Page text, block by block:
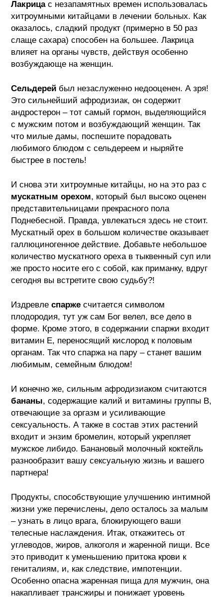
Лакрицас незапамятных времен использовалась
хитроумными китайцами в лечении больных. Как
оказалось, сладкий продукт (примерно в 50 раз
слаще сахара) способен на большее. Лакрица
влияет на органы чувств, действуя особенно
возбуждающе на женщин.
Сельдерей был незаслуженно недооценен. А зря!
Это сильнейший афродизиак, он содержит
андростерон – тот самый гормон, выделяющийся
с мужским потом и возбуждающий женщин. Так
что милые дамы, поспешите порадовать
любимого блюдом с сельдереем и ныряйте
быстрее в постель!
И снова эти хитроумные китайцы, но на это раз с
мускатным орехом, который был высоко оценен
представительницами прекрасного пола
Поднебесной. Правда, увлекаться здесь не стоит.
Мускатный орех в большом количестве оказывает
галлюциногенное действие. Добавьте небольшое
количество мускатного ореха в тыквенный суп или
же просто носите его с собой, как приманку, вдруг
сегодня вы встретите свою судьбу?!
Издревлеспарже считается символом
плодородия, тут уж сам Бог велел, все дело в
форме. Кроме этого, в содержании спаржи входит
витамин Е, переносящий кислород к половым
органам. Так что спаржа на пару – станет вашим
любимым, семейным блюдом!
И конечно же, сильным афродизиаком считаются
бананы, содержащие калий и витамины группы В,
отвечающие за оргазм и усиливающие
сексуальность. А также в состав этих растений
входит и энзим бромелин, который укрепляет
мужское либидо. Банановый молочный коктейль
разнообразит вашу сексуальную жизнь и вашего
партнера!
Продукты, способствующие улучшению интимной
жизни уже перечислены, дело осталось за малым
– узнать в лицо врага, блокирующего ваши
телесные наслаждения. Итак, откажитесь от
углеводов, жиров, алкоголя и жаренной пищи. Все
это приводит к уменьшению притока крови к
гениталиям, и, как следствие, импотенции.
Особенно опасна жаренная пища для мужчин, она
накапливает трансжиры и понижает уровень